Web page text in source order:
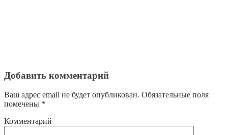
Добавить комментарий
Ваш адрес email не будет опубликован. Обязательные поля
помечены *
Комментарий